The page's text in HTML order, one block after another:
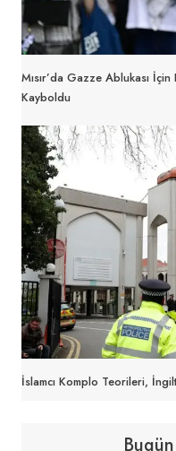
Mısır’da Gazze Ablukası
Kayboldu
İslamcı Komplo Teorileri,